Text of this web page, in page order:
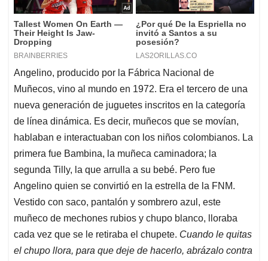
Angelino, producido por la Fábrica Nacional de
Muñecos, vino al mundo en 1972. Era el tercero de una
nueva generación de juguetes inscritos en la categoría
de línea dinámica. Es decir, muñecos que se movían,
hablaban e interactuaban con los niños colombianos. La
primera fue Bambina, la muñeca caminadora; la
segunda Tilly, la que arrulla a su bebé. Pero fue
Angelino quien se convirtió en la estrella de la FNM.
Vestido con saco, pantalón y sombrero azul, este
muñeco de mechones rubios y chupo blanco, lloraba
cada vez que se le retiraba el chupete. Cuando le quitas
el chupo llora, para que deje de hacerlo, abrázalo contra